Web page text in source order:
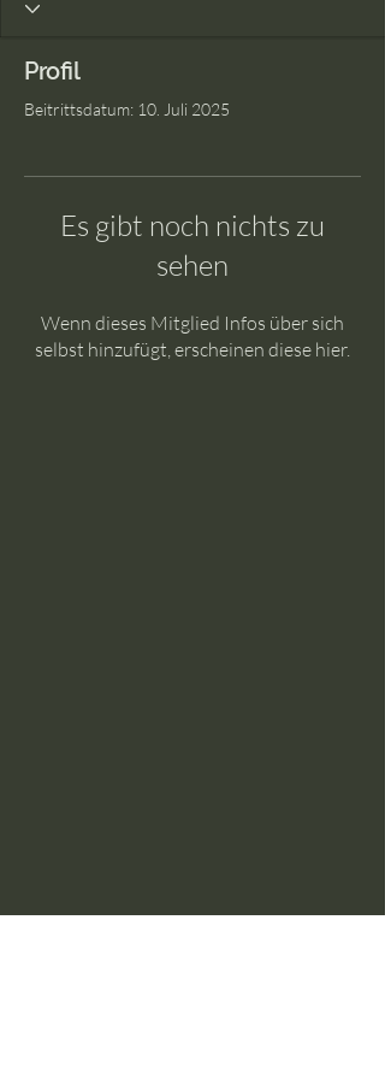
Profil
Beitrittsdatum: 10. Juli 2025
Es gibt noch nichts zu
sehen
Wenn dieses Mitglied Infos über sich
selbst hinzufügt, erscheinen diese hier.